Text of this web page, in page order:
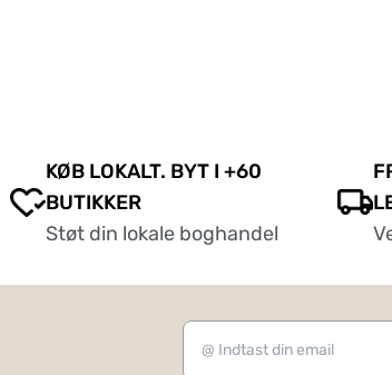
KØB LOKALT. BYT I +60
BUTIKKER
Støt din lokale boghandel